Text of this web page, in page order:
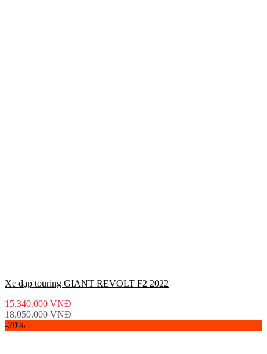
Xe đạp touring GIANT REVOLT F2 2022
15.340.000 VNĐ
18.050.000VNĐ
-20%